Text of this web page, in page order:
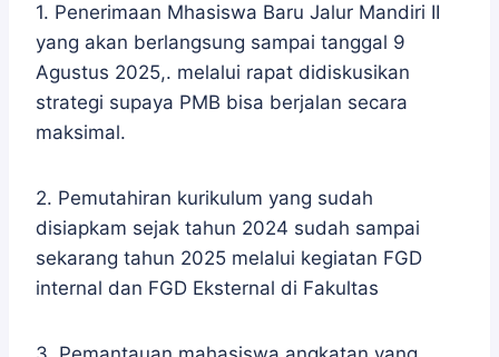
1. Penerimaan Mhasiswa Baru Jalur Mandiri II
yang akan berlangsung sampai tanggal 9
Agustus 2025,. melalui rapat didiskusikan
strategi supaya PMB bisa berjalan secara
maksimal.
2. Pemutahiran kurikulum yang sudah
disiapkam sejak tahun 2024 sudah sampai
sekarang tahun 2025 melalui kegiatan FGD
internal dan FGD Eksternal di Fakultas